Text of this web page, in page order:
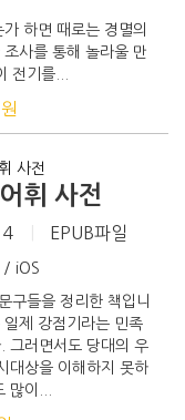
하면 때로는 경멸의
사를 통해 놀라울 만
전기를...
휘 사전
EPUB파일
/ iOS
구들을 정리한 책입니
제 강점기라는 민족
그러면서도 당대의 우
대상을 이해하지 못하
많이...